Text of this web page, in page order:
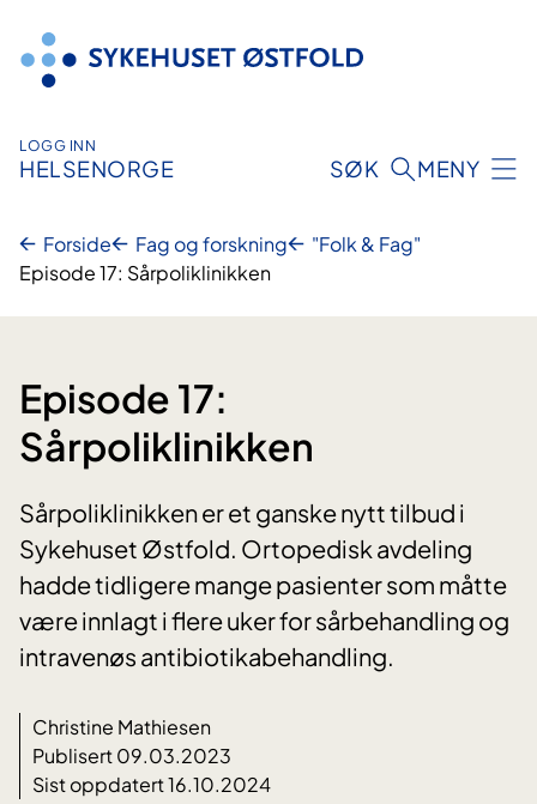
innhold
LOGG INN
HELSENORGE SØK MENY
Forside Fag og forskning
"Folk & Fag"
Episode 17: Sårpoliklinikken
Episode 17:
Sårpoliklinikken
Sårpoliklinikken er et ganske nytt tilbud i
Sykehuset Østfold. Ortopedisk avdeling
hadde tidligere mange pasienter som måtte
være innlagt i flere uker for sårbehandling og
intravenøs antibiotikabehandling.
Christine Mathiesen
Publisert 09.03.2023
Sist oppdatert 16.10.2024